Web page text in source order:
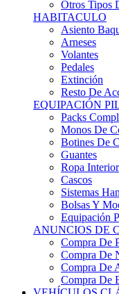
Asiento
Arneses
Volantes
Pedales
Extinción
Resto De
EQUIPACIÓN
Packs
Monos De
Botines De
Guantes
Ropa Interior
Cascos
Sistemas Hans
Bolsas Y
Equipación
ANUNCIOS DE
Compra De
Compra De
Compra De
Compra De
VEHÍCULOS
VEHÍCULOS